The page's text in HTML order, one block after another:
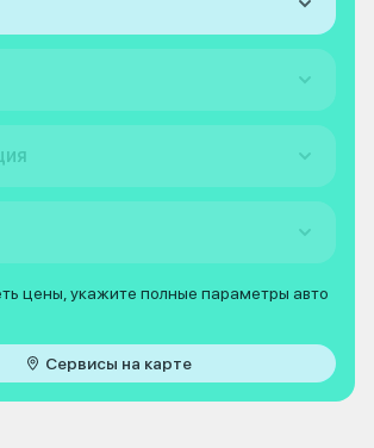
цены, укажите полные параметры авто
Сервисы на карте